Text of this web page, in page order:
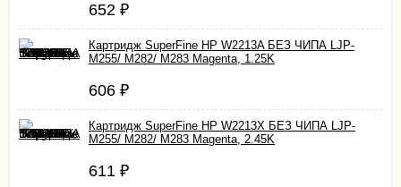
652 ₽
Картридж SuperFine HP W2213A БЕЗ ЧИПА LJP-
M255/ M282/ M283 Magenta, 1.25K
606 ₽
Картридж SuperFine HP W2213X БЕЗ ЧИПА LJP-
M255/ M282/ M283 Magenta, 2.45K
611 ₽